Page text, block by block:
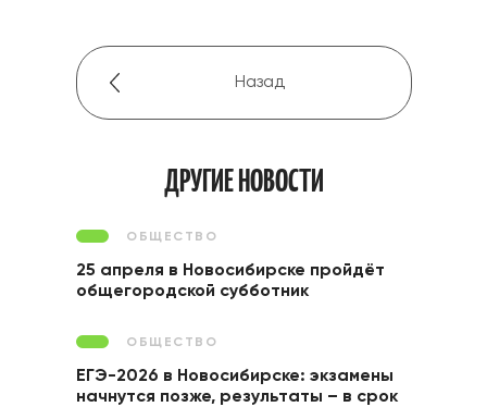
Назад
ДРУГИЕ НОВОСТИ
ОБЩЕСТВО
25 апреля в Новосибирске пройдёт
общегородской субботник
ОБЩЕСТВО
ЕГЭ-2026 в Новосибирске: экзамены
начнутся позже, результаты – в срок